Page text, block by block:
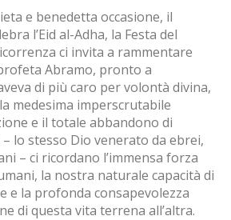
e benedetta occasione, il
l’Eid al-Adha, la Festa del
ci invita a rammentare
Abramo, pronto a
di più caro per volontà divina,
medesima imperscrutabile
e il totale abbandono di
lo stesso Dio venerato da ebrei,
– ci ricordano l’immensa forza
la nostra naturale capacità di
e la profonda consapevolezza
di questa vita terrena all’altra.